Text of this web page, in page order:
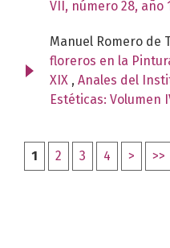
VII, número 28, año
Manuel Romero de
floreros en la
XIX , Anales del
Estéticas: Volumen
1 2 3 4 > >>